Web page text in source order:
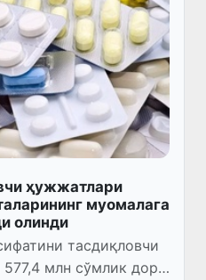
ҳужжатлари
муомалага
олинди
тасдиқловчи
млн сўмлик дори